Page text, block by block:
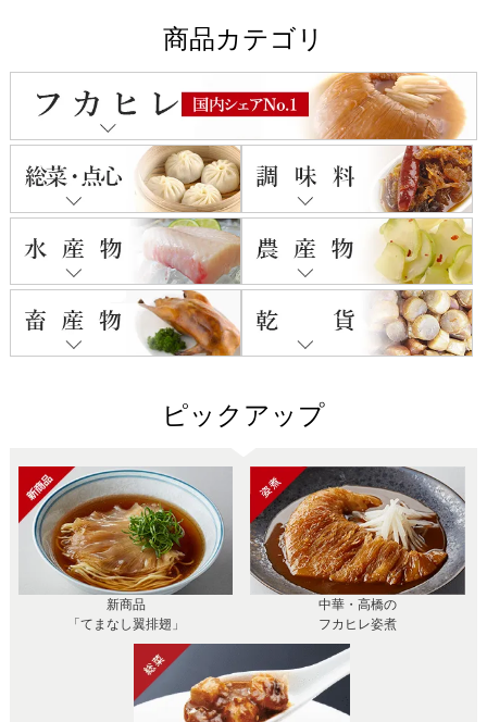
商品カテゴリ
ピックアップ
新商品
「てまなし翼排翅」
中華・高橋の
フカヒレ姿煮